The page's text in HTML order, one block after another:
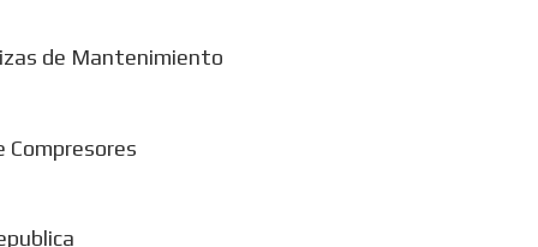
de Mantenimiento
Compresores